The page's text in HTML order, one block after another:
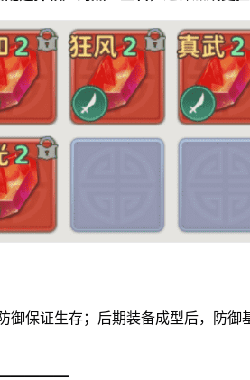
御保证生存；后期装备成型后，防御
——————